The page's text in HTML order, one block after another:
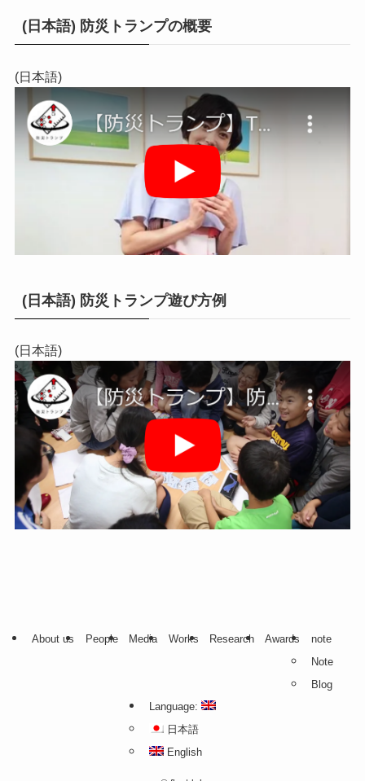
(日本語) 防災トランプの概要
(日本語)
(日本語) 防災トランプ遊び方例
(日本語)
About us People Media Works Research Awards
note
Note
Blog
Language:
日本語
English